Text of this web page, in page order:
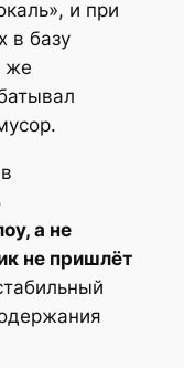
и при
в базу
же
а не
не пришлёт